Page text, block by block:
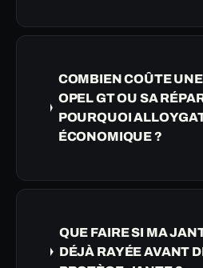
COMBIEN COÛTE
OPEL GT OU SA
POURQUOI
ÉCONOMIQUE ?
QUE FAIRE SI MA
DÉJÀ RAYÉE AVANT